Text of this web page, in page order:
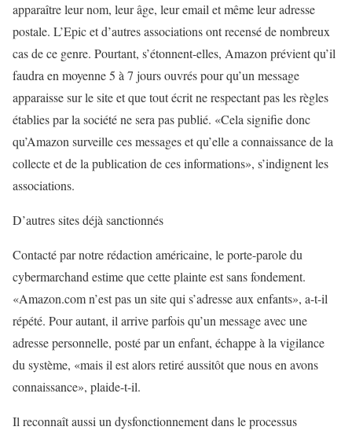
apparaître leur nom, leur âge, leur email et même leur adresse
postale. L’Epic et d’autres associations ont recensé de nombreux
cas de ce genre. Pourtant, s’étonnent-elles, Amazon prévient qu’il
faudra en moyenne 5 à 7 jours ouvrés pour qu’un message
apparaisse sur le site et que tout écrit ne respectant pas les règles
établies par la société ne sera pas publié. «Cela signifie donc
qu’Amazon surveille ces messages et qu’elle a connaissance de la
collecte et de la publication de ces informations», s’indignent les
associations.
D’autres sites déjà sanctionnés
Contacté par notre rédaction américaine, le porte-parole du
cybermarchand estime que cette plainte est sans fondement.
«Amazon.com n’est pas un site qui s’adresse aux enfants», a-t-il
répété. Pour autant, il arrive parfois qu’un message avec une
adresse personnelle, posté par un enfant, échappe à la vigilance
du système, «mais il est alors retiré aussitôt que nous en avons
connaissance», plaide-t-il.
Il reconnaît aussi un dysfonctionnement dans le processus